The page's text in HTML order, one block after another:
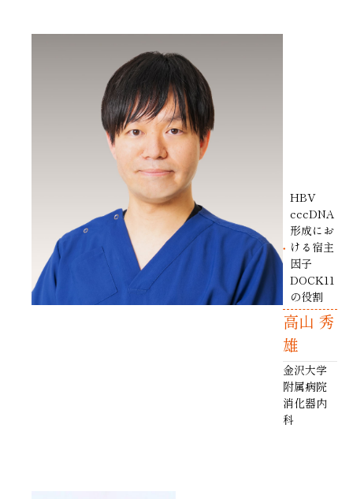
HBV
cccDNA
形成にお
ける宿主
因子
DOCK11
の役割
高山 秀
雄
金沢大学
附属病院
消化器内
科